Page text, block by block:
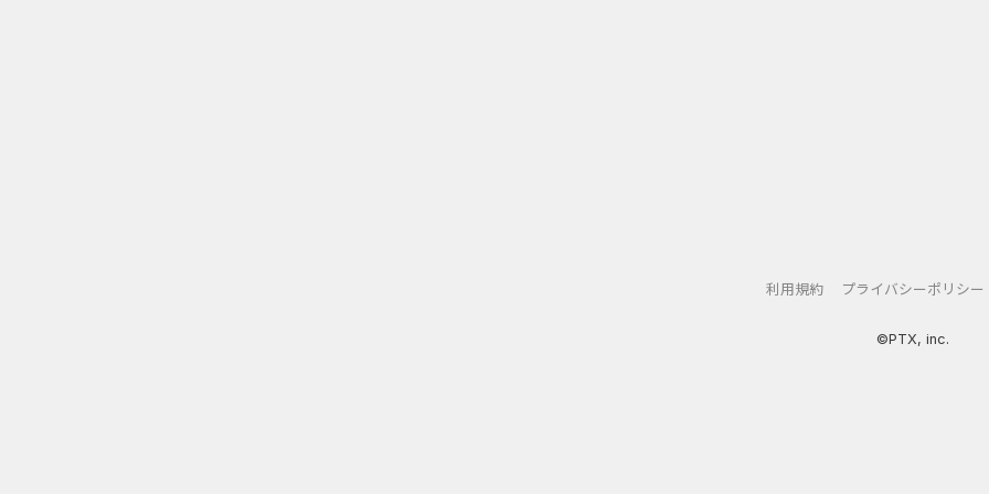
利用規約 プライバシーポリシー
©PTX, inc.